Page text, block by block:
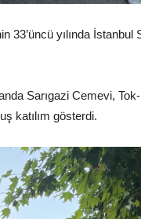
yılında İstanbul
Sarıgazi Cemevi,
katılım gösterdi.